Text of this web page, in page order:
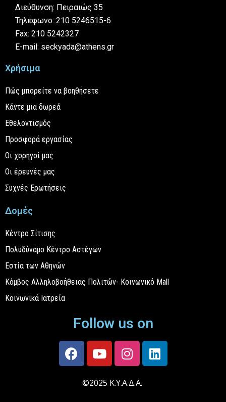
Διεύθυνση: Πειραιώς 35
Τηλέφωνο: 210 5246515-6
Fax: 210 5242327
E-mail: seckyada@athens.gr
Χρήσιμα
Πώς μπορείτε να βοηθήσετε
Κάντε μια δωρεά
Εθελοντισμός
Προσφορά εργασίας
Οι χορηγοί μας
Οι έρευνές μας
Συχνές Ερωτήσεις
Δομές
Κέντρο Σίτισης
Πολυδύναμο Κέντρο Αστέγων
Εστία των Αθηνών
Κόμβος Αλληλοβοήθειας Πολιτών- Κοινωνικό Mall
Κοινωνικά Ιατρεία
Follow us on
©2025 Κ.Υ.Α.Δ.Α.